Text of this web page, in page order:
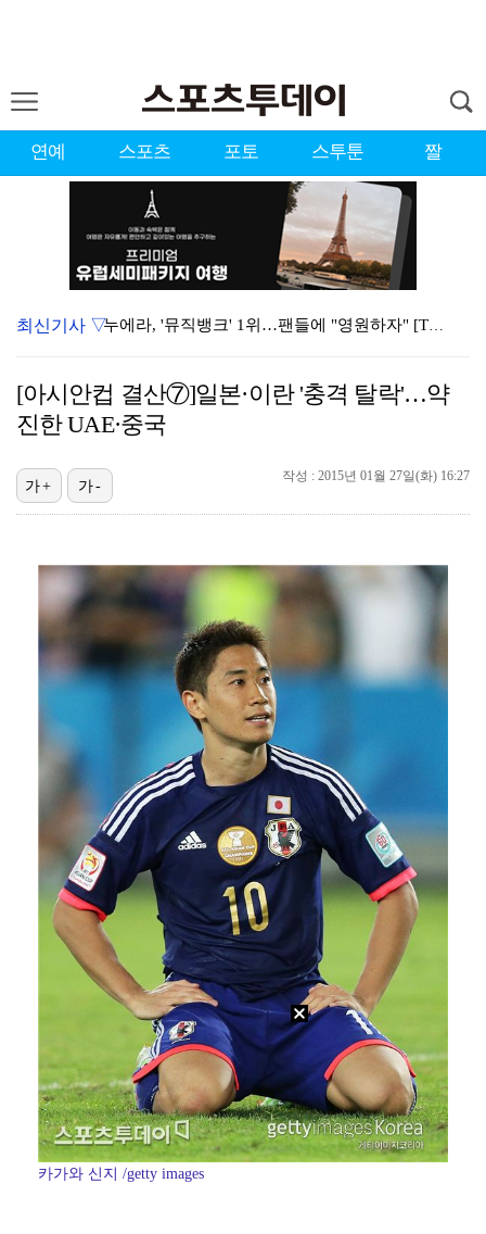
연예 스포츠 포토 스투툰 짤
누에라, '뮤직뱅크' 1위…팬들에 "영원하자" [TV캡…
대한축구협회의 '심판 성접대'…최악의 경우 런던 올림픽…
폭발까지 5분…안보현·정은채, 목숨 건 사투 시작(재벌…
진세연, 전속계약 종료…FA 시장 나왔다 [공식]
'1라운드 115위' 김민별, 2라운드 7타 줄이며 7…
이강인, 아틀레티코 마드리드 첫 훈련 진행…9일 맨시티…
최신기사 ▽
[아시안컵 결산⑦]일본·이란 '충격 탈락'…약
진한 UAE·중국
작성 : 2015년 01월 27일(화) 16:27
가+ 가-
카가와 신지 /getty images